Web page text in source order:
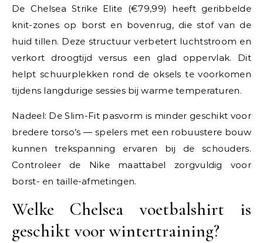
De Chelsea Strike Elite (€79,99) heeft geribbelde
knit-zones op borst en bovenrug, die stof van de
huid tillen. Deze structuur verbetert luchtstroom en
verkort droogtijd versus een glad oppervlak. Dit
helpt schuurplekken rond de oksels te voorkomen
tijdens langdurige sessies bij warme temperaturen.
Nadeel: De Slim-Fit pasvorm is minder geschikt voor
bredere torso’s — spelers met een robuustere bouw
kunnen trekspanning ervaren bij de schouders.
Controleer de Nike maattabel zorgvuldig voor
borst- en taille-afmetingen.
Welke Chelsea voetbalshirt is
geschikt voor wintertraining?